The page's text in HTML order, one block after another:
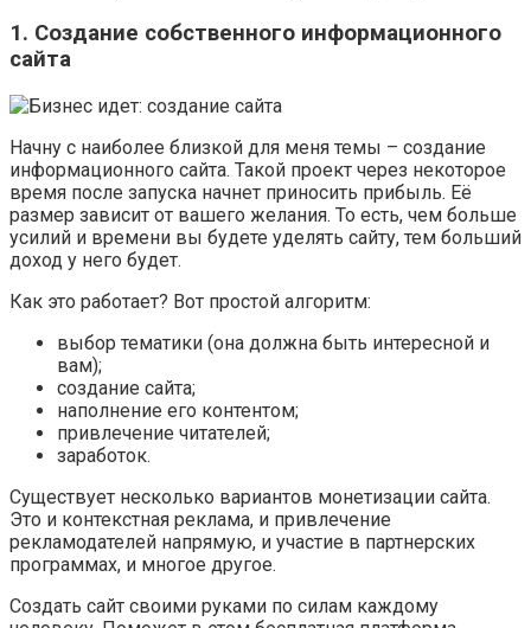
1. Создание собственного информационного
сайта
Начну с наиболее близкой для меня темы – создание
информационного сайта. Такой проект через некоторое
время после запуска начнет приносить прибыль. Её
размер зависит от вашего желания. То есть, чем больше
усилий и времени вы будете уделять сайту, тем больший
доход у него будет.
Как это работает? Вот простой алгоритм:
выбор тематики (она должна быть интересной и
вам);
создание сайта;
наполнение его контентом;
привлечение читателей;
заработок.
Существует несколько вариантов монетизации сайта.
Это и контекстная реклама, и привлечение
рекламодателей напрямую, и участие в партнерских
программах, и многое другое.
Создать сайт своими руками по силам каждому